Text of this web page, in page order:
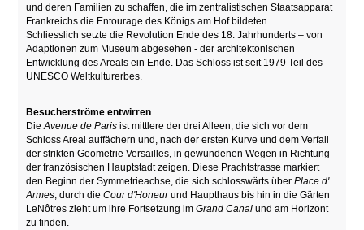
und deren Familien zu schaffen, die im zentralistischen Staatsapparat
Frankreichs die Entourage des Königs am Hof bildeten.
Schliesslich setzte die Revolution Ende des 18. Jahrhunderts – von
Adaptionen zum Museum abgesehen - der architektonischen
Entwicklung des Areals ein Ende. Das Schloss ist seit 1979 Teil des
UNESCO Weltkulturerbes.
Besucherströme entwirren
DieAvenue de Paris ist mittlere der drei Alleen, die sich vor dem
Schloss Areal auffächern und, nach der ersten Kurve und dem Verfall
der strikten Geometrie Versailles, in gewundenen Wegen in Richtung
der französischen Hauptstadt zeigen. Diese Prachtstrasse markiert
den Beginn der Symmetrieachse, die sich schlosswärts überPlace d'
Armes, durch dieCour d'Honeurund Haupthaus bis hin in die Gärten
LeNôtres zieht um ihre Fortsetzung imGrand Canal und am Horizont
zu finden.